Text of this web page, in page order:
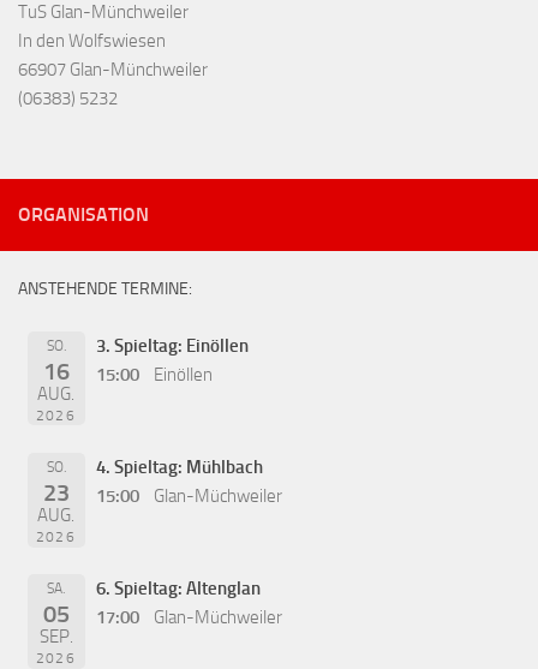
TuS Glan-Münchweiler
In den Wolfswiesen
66907 Glan-Münchweiler
(06383) 5232
ORGANISATION
ANSTEHENDE TERMINE:
SO.
16
AUG.
2026
3. Spieltag: Einöllen
15:00
Einöllen
SO.
23
AUG.
2026
4. Spieltag: Mühlbach
15:00
Glan-Müchweiler
SA.
05
SEP.
2026
6. Spieltag: Altenglan
17:00
Glan-Müchweiler